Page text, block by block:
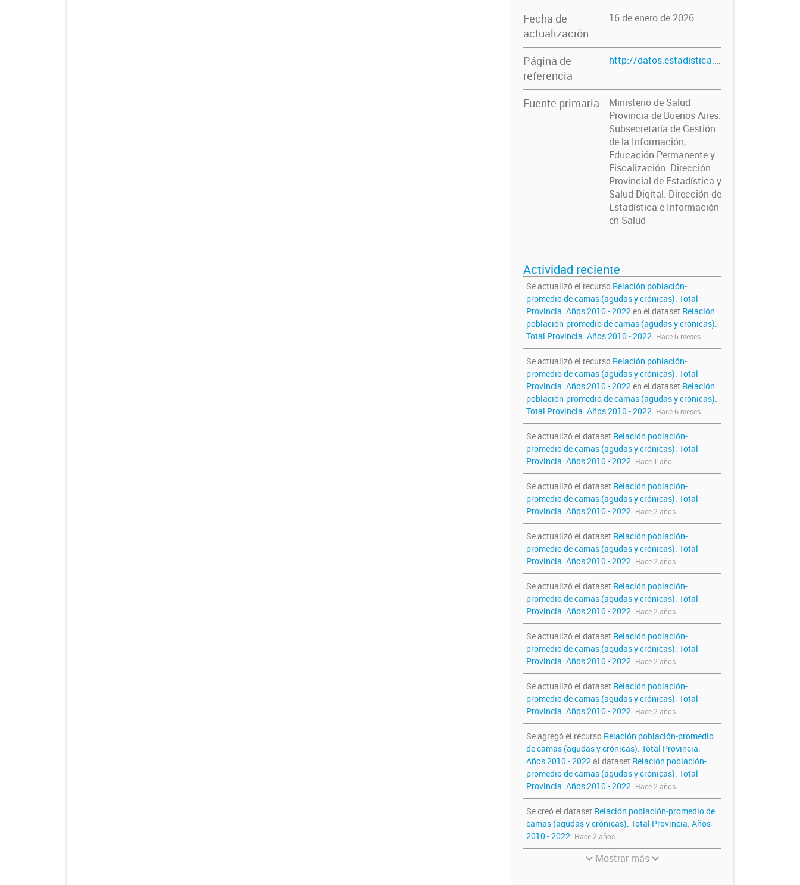
Fecha de
actualización
16 de enero de 2026
Página de
referencia
http://datos.estadistica.ec.gba.gov.ar/dataset/relacion-poblacion-promedio-de-camas-agudas-y-cronicas-total-provincia-anos-2010-2022
Fuente primaria
Ministerio de Salud
Provincia de Buenos Aires.
Subsecretaría de Gestión
de la Información,
Educación Permanente y
Fiscalización. Dirección
Provincial de Estadística y
Salud Digital. Dirección de
Estadística e Información
en Salud
Actividad reciente
Se actualizó el recurso Relación población-
promedio de camas (agudas y crónicas). Total
Provincia. Años 2010 - 2022en el dataset Relación
población-promedio de camas (agudas y crónicas).
Total Provincia. Años 2010 - 2022. Hace 6 meses.
Se actualizó el recurso Relación población-
promedio de camas (agudas y crónicas). Total
Provincia. Años 2010 - 2022en el dataset Relación
población-promedio de camas (agudas y crónicas).
Total Provincia. Años 2010 - 2022. Hace 6 meses.
Se actualizó el dataset Relación población-
promedio de camas (agudas y crónicas). Total
Provincia. Años 2010 - 2022. Hace 1 año.
Se actualizó el dataset Relación población-
promedio de camas (agudas y crónicas). Total
Provincia. Años 2010 - 2022. Hace 2 años.
Se actualizó el dataset Relación población-
promedio de camas (agudas y crónicas). Total
Provincia. Años 2010 - 2022. Hace 2 años.
Se actualizó el dataset Relación población-
promedio de camas (agudas y crónicas). Total
Provincia. Años 2010 - 2022. Hace 2 años.
Se actualizó el dataset Relación población-
promedio de camas (agudas y crónicas). Total
Provincia. Años 2010 - 2022. Hace 2 años.
Se actualizó el dataset Relación población-
promedio de camas (agudas y crónicas). Total
Provincia. Años 2010 - 2022. Hace 2 años.
Se agregó el recurso Relación población-promedio
de camas (agudas y crónicas). Total Provincia.
Años 2010 - 2022al dataset Relación población-
promedio de camas (agudas y crónicas). Total
Provincia. Años 2010 - 2022. Hace 2 años.
Se creó el dataset Relación población-promedio de
camas (agudas y crónicas). Total Provincia. Años
2010 - 2022. Hace 2 años.
Mostrar más